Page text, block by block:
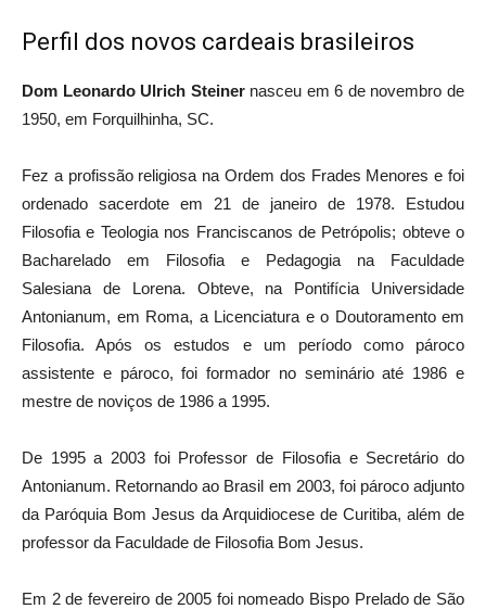
Perfil dos novos cardeais brasileiros
Dom Leonardo Ulrich Steinernasceu em 6 de novembro de
1950, em Forquilhinha, SC.
Fez a profissão religiosa na Ordem dos Frades Menores e foi
ordenado sacerdote em 21 de janeiro de 1978. Estudou
Filosofia e Teologia nos Franciscanos de Petrópolis; obteve o
Bacharelado em Filosofia e Pedagogia na Faculdade
Salesiana de Lorena. Obteve, na Pontifícia Universidade
Antonianum, em Roma, a Licenciatura e o Doutoramento em
Filosofia. Após os estudos e um período como pároco
assistente e pároco, foi formador no seminário até 1986 e
mestre de noviços de 1986 a 1995.
De 1995 a 2003 foi Professor de Filosofia e Secretário do
Antonianum. Retornando ao Brasil em 2003, foi pároco adjunto
da Paróquia Bom Jesus da Arquidiocese de Curitiba, além de
professor da Faculdade de Filosofia Bom Jesus.
Em 2 de fevereiro de 2005 foi nomeado Bispo Prelado de São